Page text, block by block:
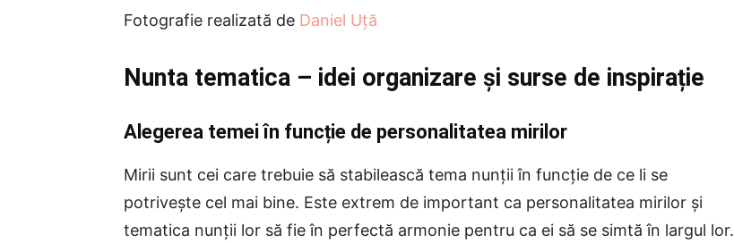
Fotografie realizată de Daniel Uță
Nunta tematica – idei organizare și surse de inspirație
Alegerea temei în funcție de personalitatea mirilor
Mirii sunt cei care trebuie să stabilească tema nunții în funcție de ce li se
potrivește cel mai bine. Este extrem de important ca personalitatea mirilor și
tematica nunții lor să fie în perfectă armonie pentru ca ei să se simtă în largul lor.